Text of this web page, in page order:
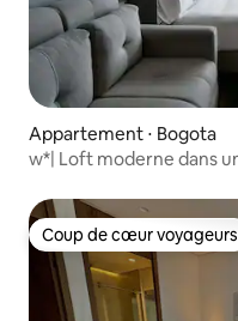
Appartement ⋅ Bogota
w*| Loft moderne dans
Coup de cœur voyageurs
Coup de cœur voyageurs